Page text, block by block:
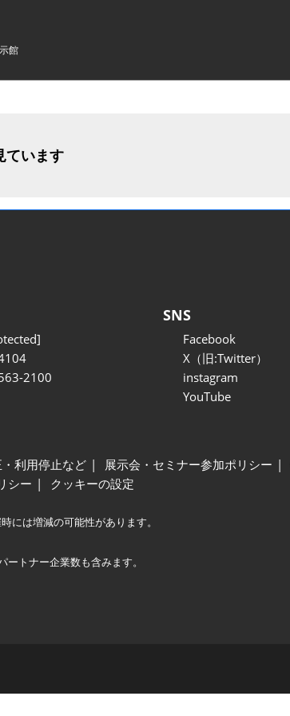
館
ています
2100
SNS
Facebook
X（旧:Twitter）
instagram
YouTube
利用停止など 展示会・セミナー参加ポリシー
シー クッキーの設定
には増減の可能性があります。
トナー企業数も含みます。